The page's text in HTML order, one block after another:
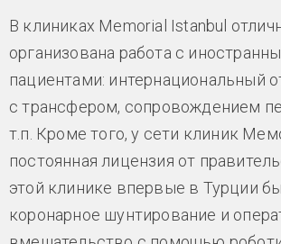
В клиниках Memorial Istanbul
организована работа с
пациентами: интернациональный
с трансфером, сопровождением
т.п. Кроме того, у сети клиник
постоянная лицензия от
этой клинике впервые в Турции
коронарное шунтирование и